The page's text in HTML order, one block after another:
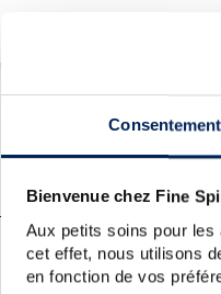
Consentement
Bienvenue chez Fine
Aux petits soins pour les
cet effet, nous utilisons
en fonction de vos
PRÉSENTATION
LA CUVÉE